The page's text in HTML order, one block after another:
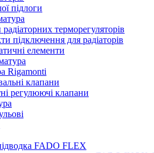
підлоги
терморегуляторів
підключення для радіаторів
елементи
Rigamonti
клапани
регулюючі клапани
FADO FLEX